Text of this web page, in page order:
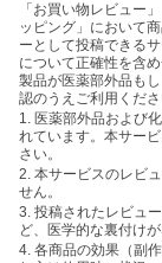
「お買い物レビュー
ッピング」において
ーとして投稿できる
について正確性を含
製品が医薬部外品も
認のうえご利用くださ
1. 医薬部外品および
れています。本サー
さい。
2. 本サービスのレビ
せん。
3. 投稿されたレビュ
ど、医学的な裏付け
4. 各商品の効果（副